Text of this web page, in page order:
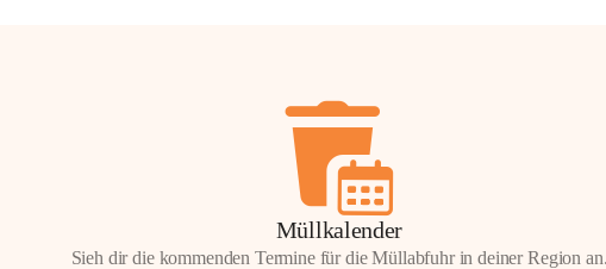
Müllkalender
Sieh dir die kommenden Termine für die Müllabfuhr in deiner Region